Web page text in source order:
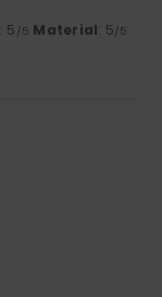
: 5 /5 Material: 5/5